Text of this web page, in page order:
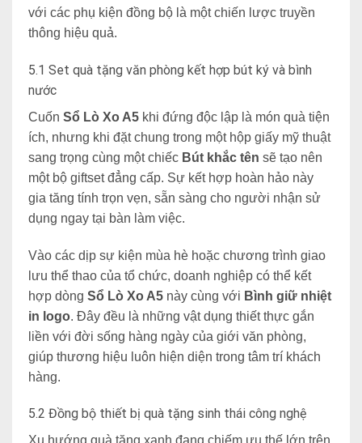
với các phụ kiện đồng bộ là một chiến lược truyền
thông hiệu quả.
5.1 Set quà tặng văn phòng kết hợp bút ký và bình
nước
Cuốn Sổ Lò Xo A5 khi đứng độc lập là món quà tiện
ích, nhưng khi đặt chung trong một hộp giấy mỹ thuật
sang trọng cùng một chiếc Bút khắc tên sẽ tạo nên
một bộ giftset đẳng cấp. Sự kết hợp hoàn hảo này
gia tăng tính trọn vẹn, sẵn sàng cho người nhận sử
dụng ngay tại bàn làm việc.
Vào các dịp sự kiện mùa hè hoặc chương trình giao
lưu thể thao của tổ chức, doanh nghiệp có thể kết
hợp dòng Sổ Lò Xo A5 này cùng với Bình giữ nhiệt
in logo. Đây đều là những vật dụng thiết thực gắn
liền với đời sống hàng ngày của giới văn phòng,
giúp thương hiệu luôn hiện diện trong tâm trí khách
hàng.
5.2 Đồng bộ thiết bị quà tặng sinh thái công nghệ